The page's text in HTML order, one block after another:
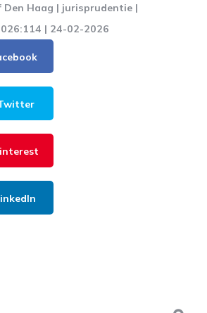
Den Haag | jurisprudentie |
| 24-02-2026